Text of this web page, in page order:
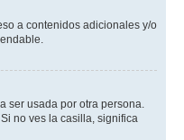
a contenidos adicionales y/o
ser usada por otra persona.
no ves la casilla, significa